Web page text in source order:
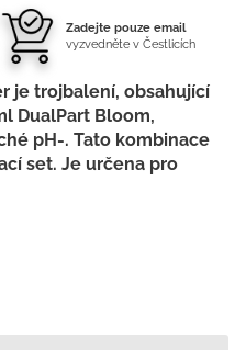
Zadejte pouze email
vyzvedněte v Čestlicích
je trojbalení, obsahující
DualPart Bloom,
pH-. Tato kombinace
set. Je určena pro